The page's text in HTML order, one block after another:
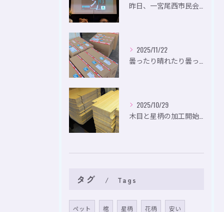
2025/11/22
2025/10/29
タグ Tags
ペット 棺 星柄 花柄 安い